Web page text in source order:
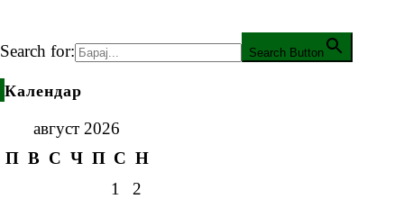
Search for: Search Button
Календар
август 2026
П В С Ч П С Н
1
2